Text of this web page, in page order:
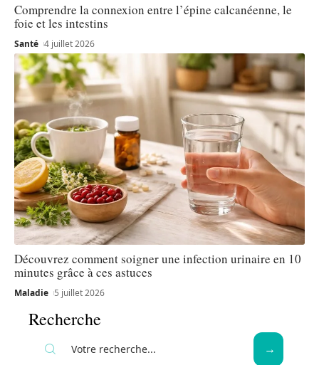
Comprendre la connexion entre l’épine calcanéenne, le
foie et les intestins
Santé 4 juillet 2026
Découvrez comment soigner une infection urinaire en 10
minutes grâce à ces astuces
Maladie 5 juillet 2026
Recherche